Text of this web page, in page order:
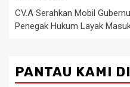
CV.A Serahkan Mobil
Penegak Hukum Layak
PANTAU KAMI